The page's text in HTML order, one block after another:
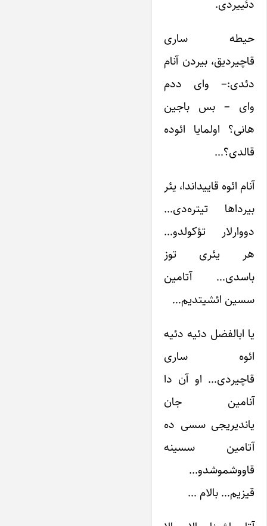
دئییردی.
حیطه ساری
قاچیردیق، بیردن آنام
دئدی:– وای ددم
وای – بس باجین
هانی؟ اولمایا ائوده
قالدی؟…
آنام ائوه قاییداندا، یئر
بیرداها تیتره‌دی…
دووارلار تؤکولدو…
هر یئری توز
باسدی… آتامین
سسین ائشیتدیم…
یا ابالفضل دئیه دئیه
ائوه ساری
قاچیردی… او آن دا
آنامین جان
یاندیریجی سسی ده
آتامین سسینه
قاووشموشدو…
قیزیم… بالام …